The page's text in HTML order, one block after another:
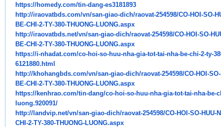
https://homedy.com/tin-dang-es3181893
http://iraovatbds.com/vn/san-giao-dich/raovat-254598/CO-HOI-SO-
BE-CHI-2-TY-380-THUONG-LUONG.aspx
http://iraovatbds.net/vn/san-giao-dich/raovat-254598/CO-HOI-SO-
BE-CHI-2-TY-380-THUONG-LUONG.aspx
https://i-nhadat.com/co-hoi-so-huu-nha-gia-tot-tai-nha-be-chi-2-ty-
6121880.html
http://khohangbds.com/vn/san-giao-dich/raovat-254598/CO-HOI-
BE-CHI-2-TY-380-THUONG-LUONG.aspx
https://kenhrao.com/tin-dang/co-hoi-so-huu-nha-gia-tot-tai-nha-be-
luong.920091/
http://landvip.net/vn/san-giao-dich/raovat-254598/CO-HOI-SO-HUU-
CHI-2-TY-380-THUONG-LUONG.aspx